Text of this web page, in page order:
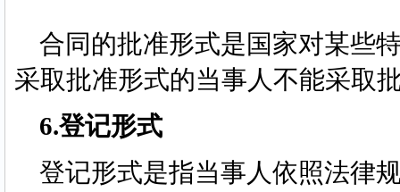
合同的批准形式是国家对某些
采取批准形式的当事人不能采取
6.登记形式
登记形式是指当事人依照法律